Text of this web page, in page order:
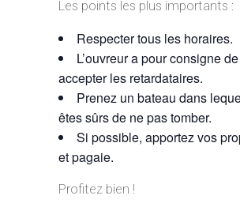
Les points les plus importants :
Respecter tous les horaires.
L’ouvreur a pour consigne
accepter les retardataires.
Prenez un bateau dans
êtes sûrs de ne pas tomber.
Si possible, apportez vos
et pagaie.
Profitez bien !